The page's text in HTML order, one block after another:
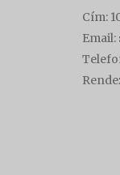
Cím: